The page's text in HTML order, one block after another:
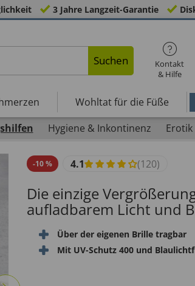
3 Jahre Langzeit-Garantie
Suchen
Kontakt
& Hilfe
Wohltat für die Füße
Hygiene & Inkontinenz Erotik
-10% 4.1 (120)
Die einzige
aufladbarem Licht und
Über der eigenen Brille tragbar
Mit UV-Schutz 400 und